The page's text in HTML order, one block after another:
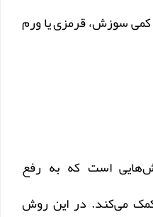
سوزش، قرمزی یا ورم
است که به رفع
می‌کند. در این روش